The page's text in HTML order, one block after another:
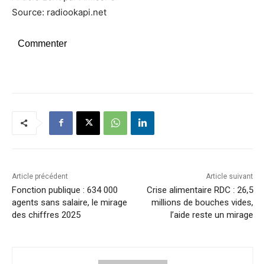
Source: radiookapi.net
Commenter
Article précédent
Fonction publique : 634 000
agents sans salaire, le mirage
des chiffres 2025
Article suivant
Crise alimentaire RDC : 26,5
millions de bouches vides,
l’aide reste un mirage